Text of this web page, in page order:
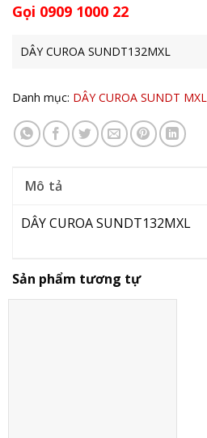
Gọi 0909 1000 22
DÂY CUROA SUNDT132MXL
Danh mục: DÂY CUROA SUNDT MXL
Mô tả
DÂY CUROA SUNDT132MXL
Sản phẩm tương tự